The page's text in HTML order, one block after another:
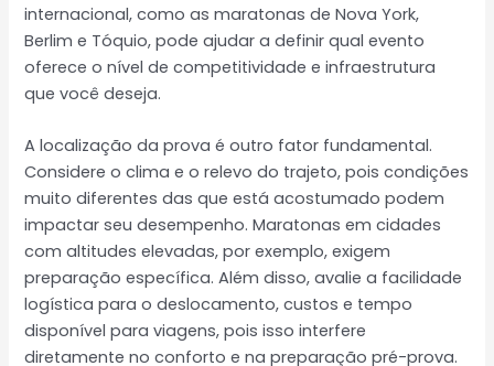
internacional, como as maratonas de Nova York,
Berlim e Tóquio, pode ajudar a definir qual evento
oferece o nível de competitividade e infraestrutura
que você deseja.
A localização da prova é outro fator fundamental.
Considere o clima e o relevo do trajeto, pois condições
muito diferentes das que está acostumado podem
impactar seu desempenho. Maratonas em cidades
com altitudes elevadas, por exemplo, exigem
preparação específica. Além disso, avalie a facilidade
logística para o deslocamento, custos e tempo
disponível para viagens, pois isso interfere
diretamente no conforto e na preparação pré-prova.